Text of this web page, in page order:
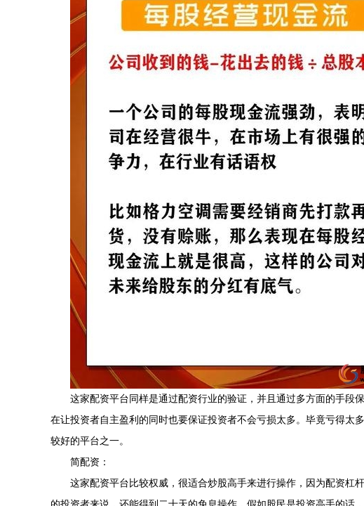
这家配资平台同样是通过配资行业的验证，并且通过多方面的手段
在让投资者自主盈利的同时也要保证投资者不会亏损太多。毕竟亏得太
较好的平台之一。
简配资：
这家配资平台比较权威，很适合炒股高手来进行操作，因为配资杠